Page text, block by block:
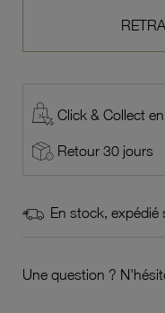
Click & Collect
Retour 30 jours
En stock, expédié
Une question ?